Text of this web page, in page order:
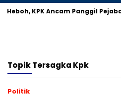
KPK Ancam Panggil
TopikTersagka Kpk
Politik